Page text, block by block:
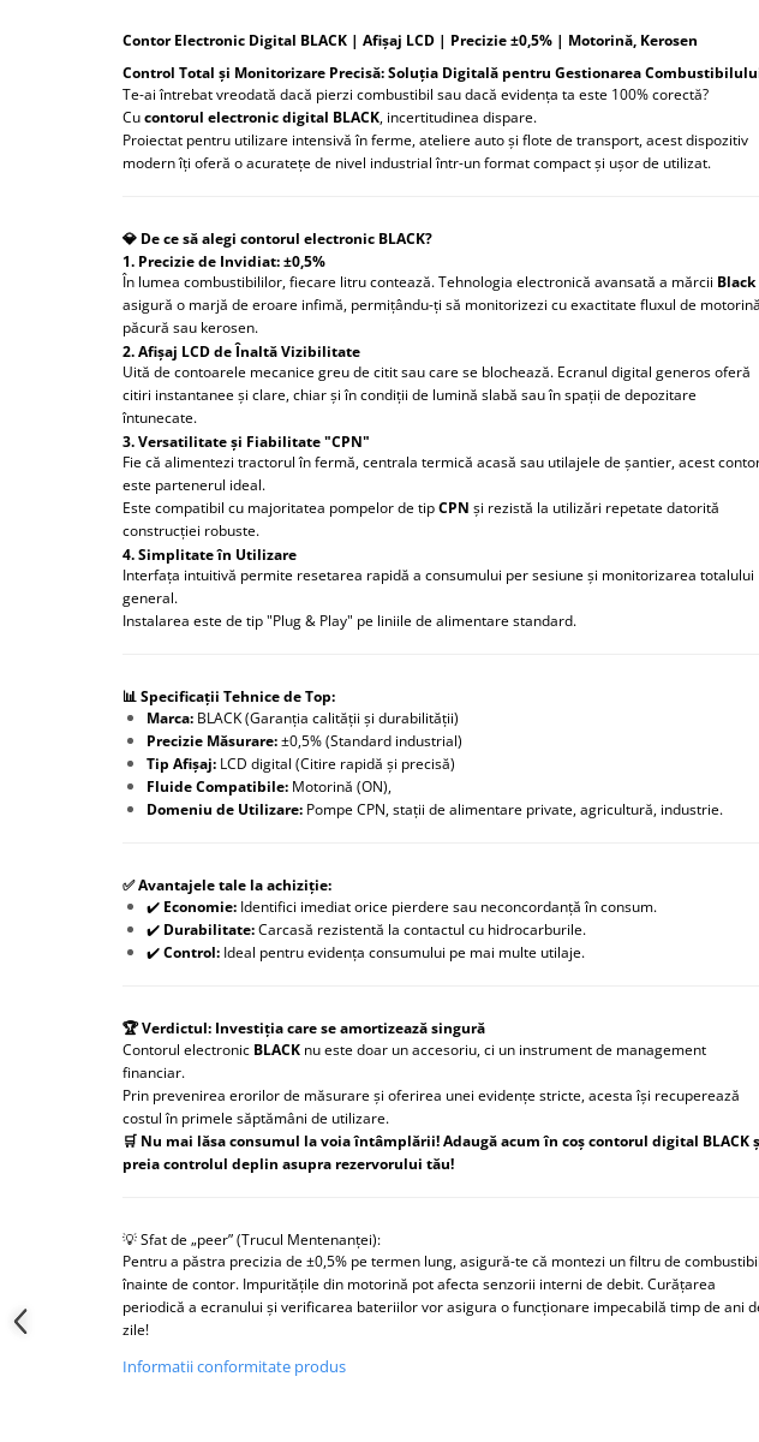
Protectia muncii
Scule Pneumatice
Tunuri de caldura si aeroteme
Utilaje constructie
Contor Electronic Digital BLACK | Afișaj LCD | Precizie ±0,5% | Motorină, Kerosen
Control Total și Monitorizare Precisă: Soluția Digitală pentru Gestionarea
Te-ai întrebat vreodată dacă pierzi combustibil sau dacă evidența ta este 100% corectă?
Cucontorul electronic digital BLACK, incertitudinea dispare.
Proiectat pentru utilizare intensivă în ferme, ateliere auto și flote de transport, acest dispozitiv
modern îți oferă o acuratețe de nivel industrial într-un format compact și ușor de utilizat.
💎 De ce să alegi contorul electronic BLACK?
1. Precizie de Invidiat: ±0,5%
În lumea combustibililor, fiecare litru contează. Tehnologia electronică avansată a mărcii Black
asigură o marjă de eroare infimă, permițându-ți să monitorizezi cu exactitate fluxul de
păcură sau kerosen.
2. Afișaj LCD de Înaltă Vizibilitate
Uită de contoarele mecanice greu de citit sau care se blochează. Ecranul digital generos oferă
citiri instantanee și clare, chiar și în condiții de lumină slabă sau în spații de depozitare
întunecate.
3. Versatilitate și Fiabilitate "CPN"
Fie că alimentezi tractorul în fermă, centrala termică acasă sau utilajele de șantier, acest
este partenerul ideal.
Este compatibil cu majoritatea pompelor de tipCPN și rezistă la utilizări repetate datorită
construcției robuste.
4. Simplitate în Utilizare
Interfața intuitivă permite resetarea rapidă a consumului per sesiune și monitorizarea totalului
general.
Instalarea este de tip "Plug & Play" pe liniile de alimentare standard.
📊 Specificații Tehnice de Top:
Marca: BLACK (Garanția calității și durabilității)
Precizie Măsurare:±0,5% (Standard industrial)
Tip Afișaj: LCD digital (Citire rapidă și precisă)
Fluide Compatibile: Motorină (ON),
Domeniu de Utilizare: Pompe CPN, stații de alimentare private, agricultură, industrie.
✅ Avantajele tale la achiziție:
✔️ Economie: Identifici imediat orice pierdere sau neconcordanță în consum.
✔️ Durabilitate:Carcasă rezistentă la contactul cu hidrocarburile.
✔️Control: Ideal pentru evidența consumului pe mai multe utilaje.
🏆 Verdictul: Investiția care se amortizează singură
Contorul electronic BLACK nu este doar un accesoriu, ci un instrument de management
financiar.
Prin prevenirea erorilor de măsurare și oferirea unei evidențe stricte, acesta își recuperează
costul în primele săptămâni de utilizare.
🛒 Nu mai lăsa consumul la voia întâmplării! Adaugă acum în coș contorul digital BLACK
preia controlul deplin asupra rezervorului tău!
💡 Sfat de „peer” (Trucul Mentenanței):
Pentru a păstra precizia de ±0,5% pe termen lung, asigură-te că montezi un filtru de combustibil
înainte de contor. Impuritățile din motorină pot afecta senzorii interni de debit. Curățarea
periodică a ecranului și verificarea bateriilor vor asigura o funcționare impecabilă timp de ani
zile!
Informatii conformitate produs